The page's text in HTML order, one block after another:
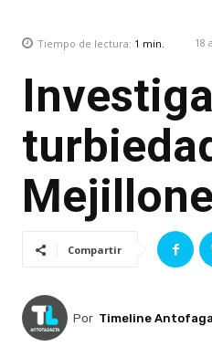
Tiempo de lectura: 1 min. 18
Compartir
Por Timeline